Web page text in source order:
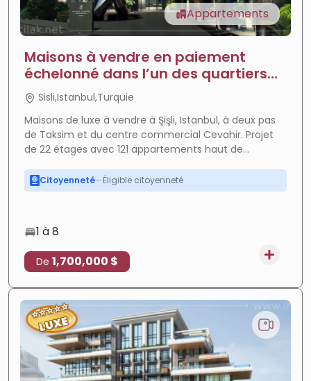
Appartements
Maisons à vendre en paiement
échelonné dans l’un des quartiers
les plus prestigieux d’Istanbul -
Projet Carlton
Sisli,Istanbul,Turquie
Maisons de luxe à vendre à Şişli, Istanbul, à deux pas
de Taksim et du centre commercial Cevahir. Projet
de 22 étages avec 121 appartements haut de
turque.
Forte croissance—Zone en plein essor
ROI élevé
Forte rentabilité
Citoyenneté—Éligible citoyenneté
Penthouse
Paiement facile— Paiement flexible
1 à 8
De 1,700,000 $
⭐⭐⭐⭐⭐
LUXE